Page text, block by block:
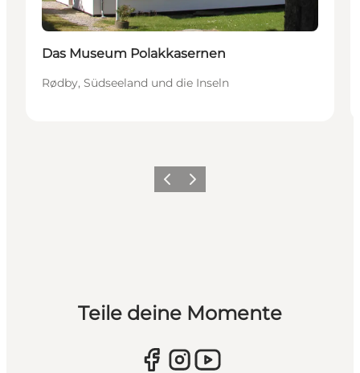
Das Museum Polakkasernen
Rødby, Südseeland und die Inseln
ZurückWeiter
Teile deine Momente